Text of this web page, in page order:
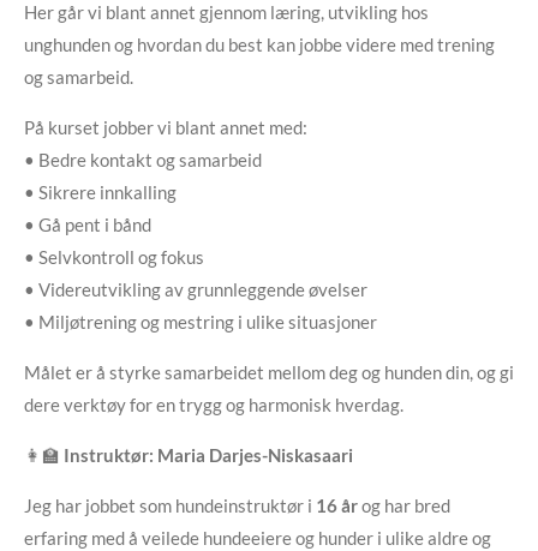
Her går vi blant annet gjennom læring, utvikling hos
unghunden og hvordan du best kan jobbe videre med trening
og samarbeid.
På kurset jobber vi blant annet med:
• Bedre kontakt og samarbeid
• Sikrere innkalling
• Gå pent i bånd
• Selvkontroll og fokus
• Videreutvikling av grunnleggende øvelser
• Miljøtrening og mestring i ulike situasjoner
Målet er å styrke samarbeidet mellom deg og hunden din, og gi
dere verktøy for en trygg og harmonisk hverdag.
👩‍🏫 Instruktør: Maria Darjes-Niskasaari
Jeg har jobbet som hundeinstruktør i 16 årog har bred
erfaring med å veilede hundeeiere og hunder i ulike aldre og